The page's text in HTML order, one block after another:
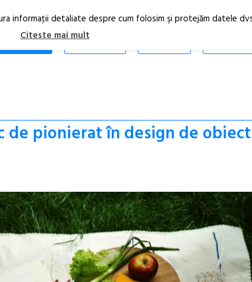
STIRI
de pionierat în design de
informaţii detaliate despre cum folosim şi protejăm datele
Citeste mai mult